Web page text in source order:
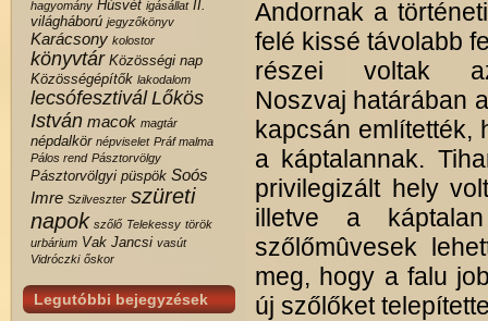
hagyomány Húsvét igásállat II.
világháború jegyzőkönyv
Karácsony kolostor
könyvtár Közösségi nap
Közösségépítők lakodalom
lecsófesztivál Lőkös
István macok magtár
népdalkör népviselet Práf malma
Pálos rend Pásztorvölgy
Pásztorvölgyi püspök Soós
Imre Szilveszter szüreti
napok szőlő Telekessy török
urbárium Vak Jancsi vasút
Vidróczki őskor
Legutóbbi bejegyzések
Andornak a
felé kissé távolabb
részei voltak
Noszvaj határában
kapcsán említették,
a káptalannak.
privilegizált hely
illetve a
szőlőmûvesek
meg, hogy a falu
új szőlőket